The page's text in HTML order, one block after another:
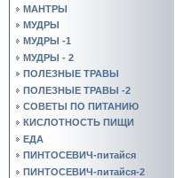
МАНТРЫ
МУДРЫ
МУДРЫ -1
МУДРЫ - 2
ПОЛЕЗНЫЕ ТРАВЫ
ПОЛЕЗНЫЕ ТРАВЫ -2
СОВЕТЫ ПО ПИТАНИЮ
КИСЛОТНОСТЬ ПИЩИ
ЕДА
ПИНТОСЕВИЧ-питайся
ПИНТОСЕВИЧ-питайся-2